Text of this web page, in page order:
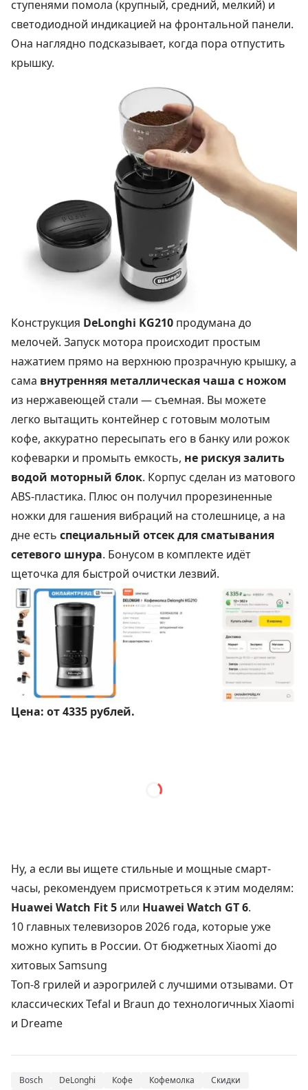
ступенями помола (крупный, средний, мелкий) и
светодиодной индикацией на фронтальной панели.
Она наглядно подсказывает, когда пора отпустить
крышку.
Конструкция DeLonghi KG210 продумана до
мелочей. Запуск мотора происходит простым
нажатием прямо на верхнюю прозрачную крышку, а
сама внутренняя металлическая чаша с ножом
из нержавеющей стали — съемная. Вы можете
легко вытащить контейнер с готовым молотым
кофе, аккуратно пересыпать его в банку или рожок
кофеварки и промыть емкость, не рискуя залить
водой моторный блок. Корпус сделан из матового
ABS-пластика. Плюс он получил прорезиненные
ножки для гашения вибраций на столешнице, а на
дне есть специальный отсек для сматывания
сетевого шнура. Бонусом в комплекте идёт
щеточка для быстрой очистки лезвий.
Цена: от 4335 рублей.
Ну, а если вы ищете стильные и мощные смарт-
часы, рекомендуем присмотреться к этим моделям:
Huawei Watch Fit 5 или Huawei Watch GT 6.
10 главных телевизоров 2026 года, которые уже
можно купить в России. От бюджетных Xiaomi до
хитовых Samsung
Топ-8 грилей и аэрогрилей с лучшими отзывами. От
классических Tefal и Braun до технологичных Xiaomi
и Dreame
Bosch DeLonghi Кофе Кофемолка
Скидки